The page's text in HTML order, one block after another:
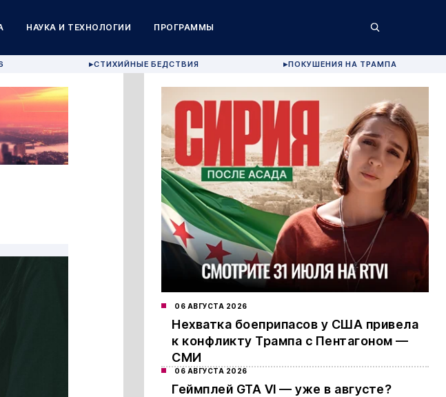
НАУКА И ТЕХНОЛОГИИ ПРОГРАММЫ
▶СТИХИЙНЫЕ БЕДСТВИЯ ▶ПОКУШЕНИЯ НА ТРАМПА
06 АВГУСТА 2026
Нехватка боеприпасов у США привела
к конфликту Трампа с Пентагоном —
СМИ
06 АВГУСТА 2026
Геймплей GTA VI — уже в августе?